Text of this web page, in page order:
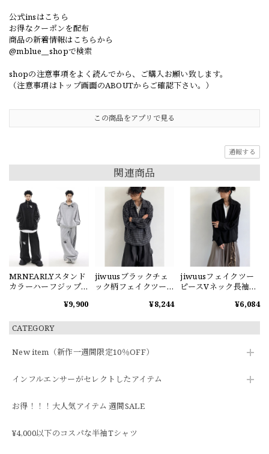
CATEGORY
New item（新作一週間限定10％OFF）
インフルエンサーがセレクトしたアイテム
お得！！！大人気アイテム 週間SALE
¥4,000以下のコスパな半袖Tシャツ
公式insはこちら
お得なクーポンを配布
商品の新着情報はこちらから
@mblue__shopで検索
shopの注意事項をよく読んでから、ご購入お願い致します。
（注意事項はトップ画面のABOUTからご確認下さい。）
この商品をアプリで見る
通報する
関連商品
MRNEARLYスタンド
カラーハーフジップ
¥9,900
jiwuusブラックチェ
ック柄フェイクツー
¥8,244
jiwuusフェイクツー
ピースVネック長袖ス
¥6,084